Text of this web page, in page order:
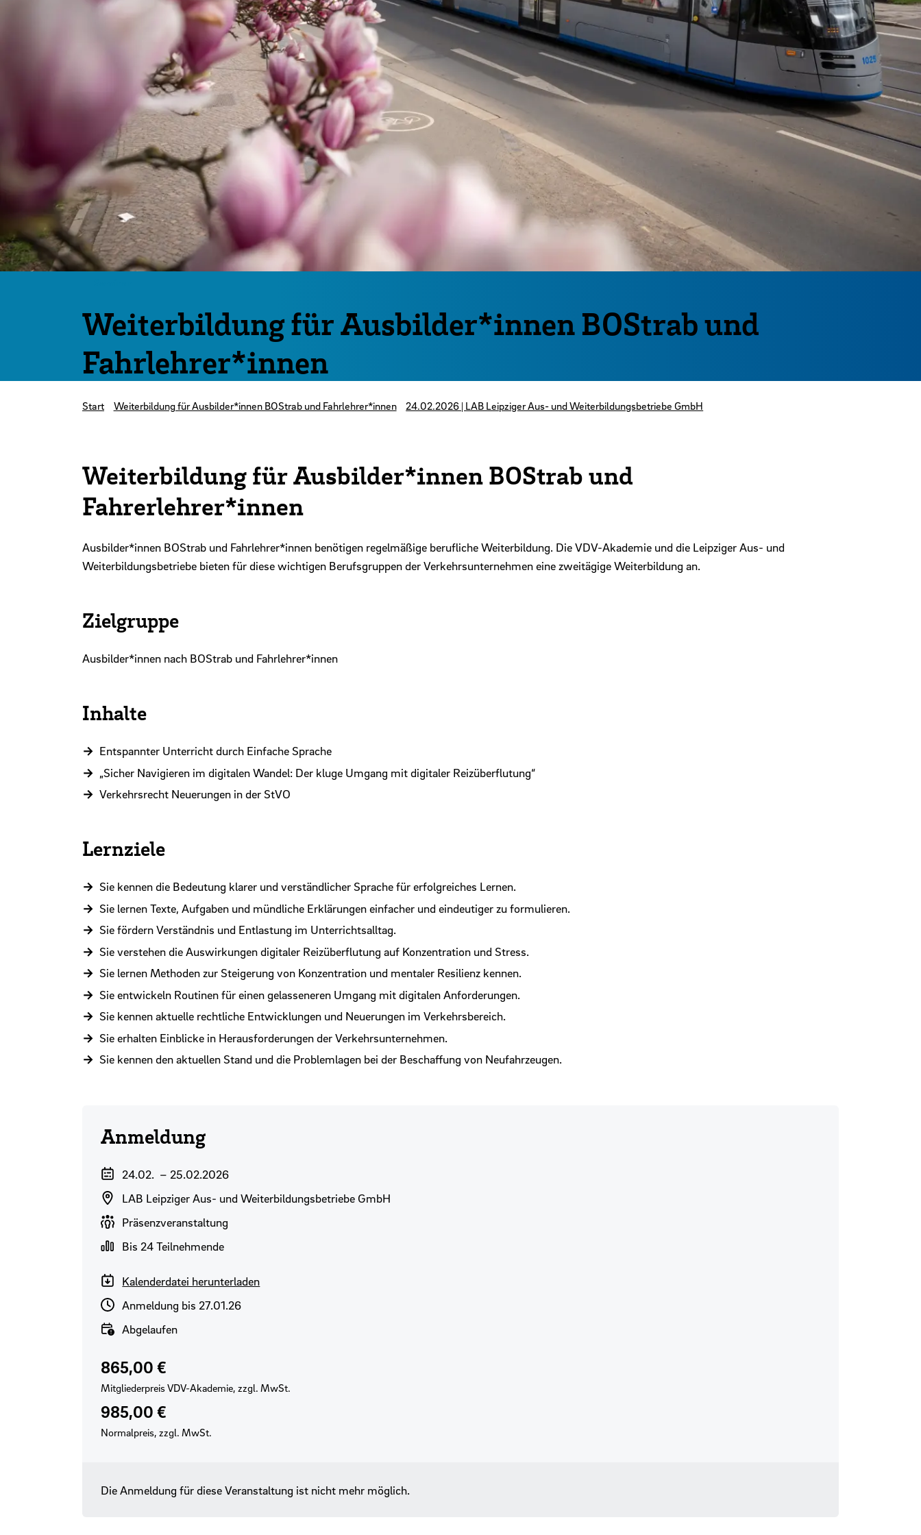
Weiterbildung für Ausbilder*innen BOStrab und
Fahrlehrer*innen
Start Weiterbildung für Ausbilder*innen BOStrab und Fahrlehrer*innen 24.02.2026 | LAB Leipziger Aus- und Weiterbildungsbetriebe GmbH
Weiterbildung für Ausbilder*innen BOStrab und
Fahrerlehrer*innen
Ausbilder*innen BOStrab und Fahrlehrer*innen benötigen regelmäßige berufliche Weiterbildung. Die VDV-Akademie und die Leipziger Aus- und
Weiterbildungsbetriebe bieten für diese wichtigen Berufsgruppen der Verkehrsunternehmen eine zweitägige Weiterbildung an.
Zielgruppe
Ausbilder*innen nach BOStrab und Fahrlehrer*innen
Inhalte
Entspannter Unterricht durch Einfache Sprache
„Sicher Navigieren im digitalen Wandel: Der kluge Umgang mit digitaler Reizüberflutung“
Verkehrsrecht Neuerungen in der StVO
Lernziele
Sie kennen die Bedeutung klarer und verständlicher Sprache für erfolgreiches Lernen.
Sie lernen Texte, Aufgaben und mündliche Erklärungen einfacher und eindeutiger zu formulieren.
Sie fördern Verständnis und Entlastung im Unterrichtsalltag.
Sie verstehen die Auswirkungen digitaler Reizüberflutung auf Konzentration und Stress.
Sie lernen Methoden zur Steigerung von Konzentration und mentaler Resilienz kennen.
Sie entwickeln Routinen für einen gelasseneren Umgang mit digitalen Anforderungen.
Sie kennen aktuelle rechtliche Entwicklungen und Neuerungen im Verkehrsbereich.
Sie erhalten Einblicke in Herausforderungen der Verkehrsunternehmen.
Sie kennen den aktuellen Stand und die Problemlagen bei der Beschaffung von Neufahrzeugen.
Anmeldung
Veranstaltungszeitraum
24.02. – 25.02.2026
Veranstaltungsort
LAB Leipziger Aus- und Weiterbildungsbetriebe GmbH
Durchführungsart
Präsenzveranstaltung
Gruppengröße
Bis 24 Teilnehmende
Kalenderdatei herunterladen
Anmeldeschluss
Anmeldung bis 27.01.26
Verfügbarkeit
Abgelaufen
Preis für VDV-Mitglieder
865,00 €
Mitgliederpreis VDV-Akademie, zzgl. MwSt.
Regulärer Preis
985,00 €
Normalpreis, zzgl. MwSt.
Die Anmeldung für diese Veranstaltung ist nicht mehr möglich.